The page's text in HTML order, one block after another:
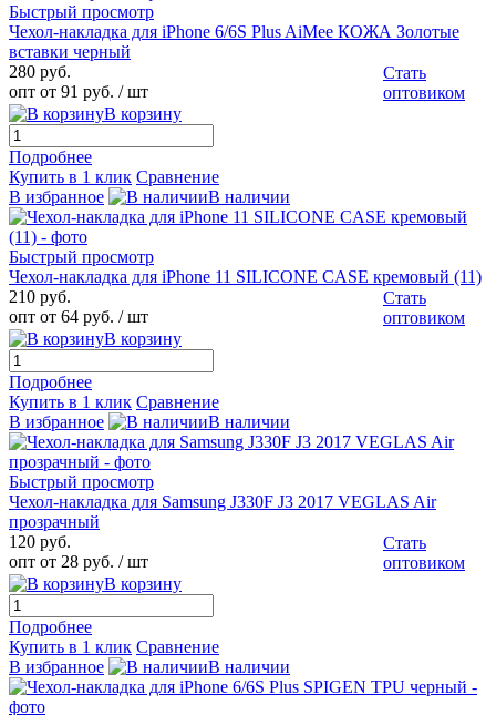
Быстрый просмотр
Чехол-накладка для iPhone 6/6S Plus AiMee КОЖА Золотые
вставки черный
280 руб.
опт от 91 руб. / шт
Стать
оптовиком
В корзину
Подробнее
Купить в 1 клик Сравнение
В избранное
В наличии
Быстрый просмотр
Чехол-накладка для iPhone 11 SILICONE CASE кремовый (11)
210 руб.
опт от 64 руб. / шт
Стать
оптовиком
В корзину
Подробнее
Купить в 1 клик Сравнение
В избранное
В наличии
Быстрый просмотр
Чехол-накладка для Samsung J330F J3 2017 VEGLAS Air
прозрачный
120 руб.
опт от 28 руб. / шт
Стать
оптовиком
В корзину
Подробнее
Купить в 1 клик Сравнение
В избранное
В наличии